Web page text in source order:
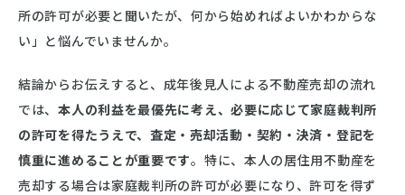
所の許可が必要と聞いたが、何から始めればよいかわからな
い」と悩んでいませんか。
結論からお伝えすると、成年後見人による不動産売却の流れ
では、本人の利益を最優先に考え、必要に応じて家庭裁判所
の許可を得たうえで、査定・売却活動・契約・決済・登記を
慎重に進めることが重要です。特に、本人の居住用不動産を
売却する場合は家庭裁判所の許可が必要になり、許可を得ず